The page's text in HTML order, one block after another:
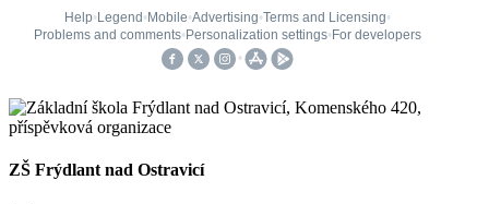
ZŠ Frýdlant nad Ostravicí